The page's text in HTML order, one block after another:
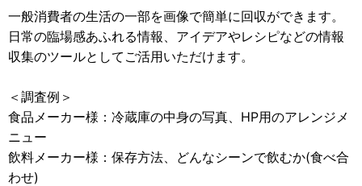
一般消費者の生活の一部を画像で簡単に回収ができます。
日常の臨場感あふれる情報、アイデアやレシピなどの情報
収集のツールとしてご活用いただけます。
＜調査例＞
食品メーカー様：冷蔵庫の中身の写真、HP用のアレンジメ
ニュー
飲料メーカー様：保存方法、どんなシーンで飲むか(食べ合
わせ)